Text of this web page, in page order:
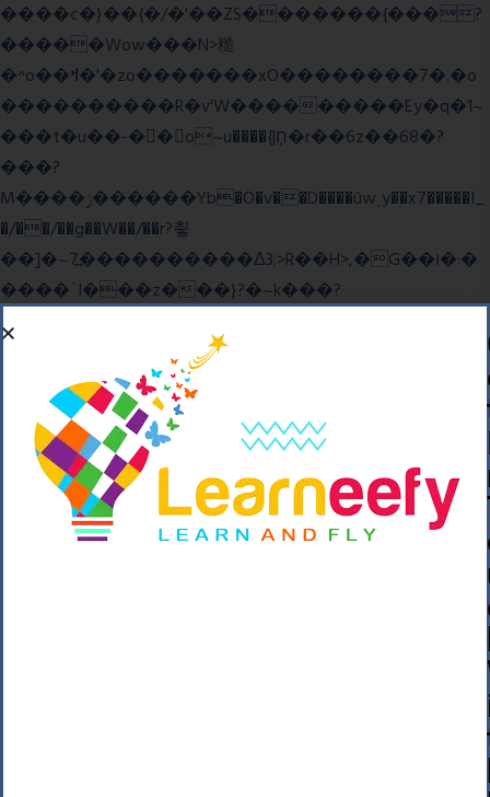
����c�}��{�/�'��ZS�������{���?
�����Wow���N>糙
�^o��ߞ�'�zo�������xO��������7�.�o
����������R�v'W���������Ey�q�1~
���t�u��-�� o~u����{|ח֧�r��6z��68�?
���?
M����ݫ������Yb�O�v��D����ûw˯y��x7�����I_
�/��/��g��W��/��r?쵷
��]�~7߽����������Δ3;>R��H>,�G��ו�:�
���� `I���z���}?�~k���?
��o��C���ǡ���,����*�3��#eۧ_>\��z
�K{DQg�Ϯ��]u��3o�V~�/��@��??
����Y�]�s�n���s
����p��|
��^��������$��ٽ�P���~��4���Snn^
$ ����Ogy/|>ڿ|�I��'A�n��1�$�}
=c"'��K���X�:��?j�ԫ��-